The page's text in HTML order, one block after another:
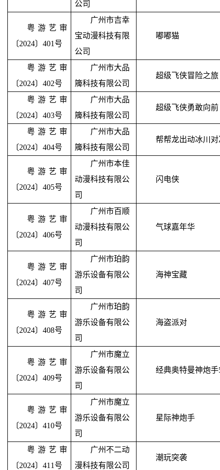
公司
粤游艺审
〔2024〕401号
广州市吉幸
宝动漫科技有限
公司
嘟嘟猫
粤游艺审
〔2024〕402号
广州市大品
簰科技有限公司
超级飞侠冒险之旅
粤游艺审
〔2024〕403号
广州市大品
簰科技有限公司
超级飞侠勇敢向前
粤游艺审
〔2024〕404号
广州市大品
簰科技有限公司
帮帮龙出动冰川对
粤游艺审
〔2024〕405号
广州市本佳
动漫科技有限公
司
闪电侠
粤游艺审
〔2024〕406号
广州市百顺
动漫科技有限公
司
气球嘉年华
粤游艺审
〔2024〕407号
广州市珀韵
游乐设备有限公
司
海神宝藏
粤游艺审
〔2024〕408号
广州市珀韵
游乐设备有限公
司
海盗派对
粤游艺审
〔2024〕409号
广州市魔立
游乐设备有限公
司
经典奥特曼神炮手
粤游艺审
〔2024〕410号
广州市魔立
游乐设备有限公
司
星际神炮手
粤游艺审
〔2024〕411号
广州不二动
漫科技有限公司
潮玩突袭